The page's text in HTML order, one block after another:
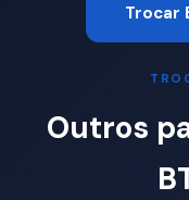
Trocar
Outros